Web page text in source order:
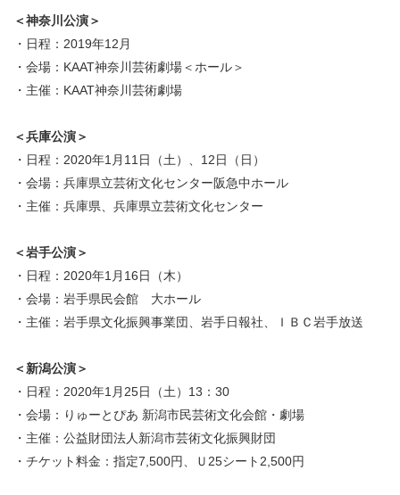
＜神奈川公演＞
・日程：2019年12月
・会場：KAAT神奈川芸術劇場＜ホール＞
・主催：KAAT神奈川芸術劇場
＜兵庫公演＞
・日程：2020年1月11日（土）、12日（日）
・会場：兵庫県立芸術文化センター阪急中ホール
・主催：兵庫県、兵庫県立芸術文化センター
＜岩手公演＞
・日程：2020年1月16日（木）
・会場：岩手県民会館 大ホール
・主催：岩手県文化振興事業団、岩手日報社、ＩＢＣ岩手放送
＜新潟公演＞
・日程：2020年1月25日（土）13：30
・会場：りゅーとぴあ 新潟市民芸術文化会館・劇場
・主催：公益財団法人新潟市芸術文化振興財団
・チケット料金：指定7,500円、Ｕ25シート2,500円